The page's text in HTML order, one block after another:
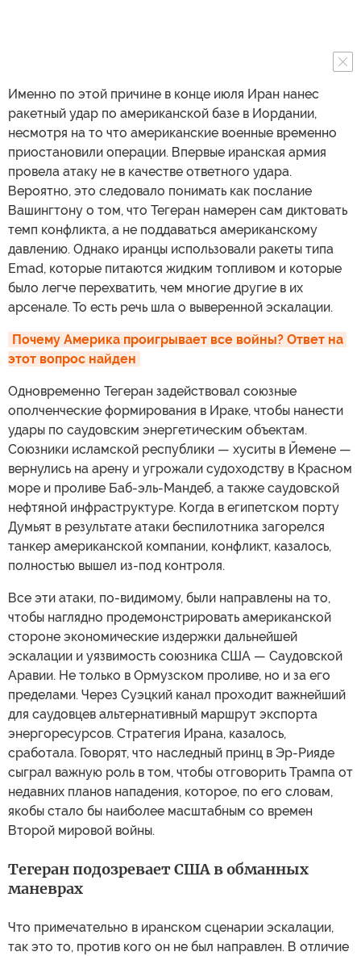
Именно по этой причине в конце июля Иран нанес
ракетный удар по американской базе в Иордании,
несмотря на то что американские военные временно
приостановили операции. Впервые иранская армия
провела атаку не в качестве ответного удара.
Вероятно, это следовало понимать как послание
Вашингтону о том, что Тегеран намерен сам диктовать
темп конфликта, а не поддаваться американскому
давлению. Однако иранцы использовали ракеты типа
Emad, которые питаются жидким топливом и которые
было легче перехватить, чем многие другие в их
арсенале. То есть речь шла о выверенной эскалации.
Почему Америка проигрывает все войны? Ответ на
этот вопрос найден
Одновременно Тегеран задействовал союзные
ополченческие формирования в Ираке, чтобы нанести
удары по саудовским энергетическим объектам.
Союзники исламской республики — хуситы в Йемене —
вернулись на арену и угрожали судоходству в Красном
море и проливе Баб-эль-Мандеб, а также саудовской
нефтяной инфраструктуре. Когда в египетском порту
Думьят в результате атаки беспилотника загорелся
танкер американской компании, конфликт, казалось,
полностью вышел из-под контроля.
Все эти атаки, по-видимому, были направлены на то,
чтобы наглядно продемонстрировать американской
стороне экономические издержки дальнейшей
эскалации и уязвимость союзника США — Саудовской
Аравии. Не только в Ормузском проливе, но и за его
пределами. Через Суэцкий канал проходит важнейший
для саудовцев альтернативный маршрут экспорта
энергоресурсов. Стратегия Ирана, казалось,
сработала. Говорят, что наследный принц в Эр-Рияде
сыграл важную роль в том, чтобы отговорить Трампа от
недавних планов нападения, которое, по его словам,
якобы стало бы наиболее масштабным со времен
Второй мировой войны.
Тегеран подозревает США в обманных
маневрах
Что примечательно в иранском сценарии эскалации,
так это то, против кого он не был направлен. В отличие